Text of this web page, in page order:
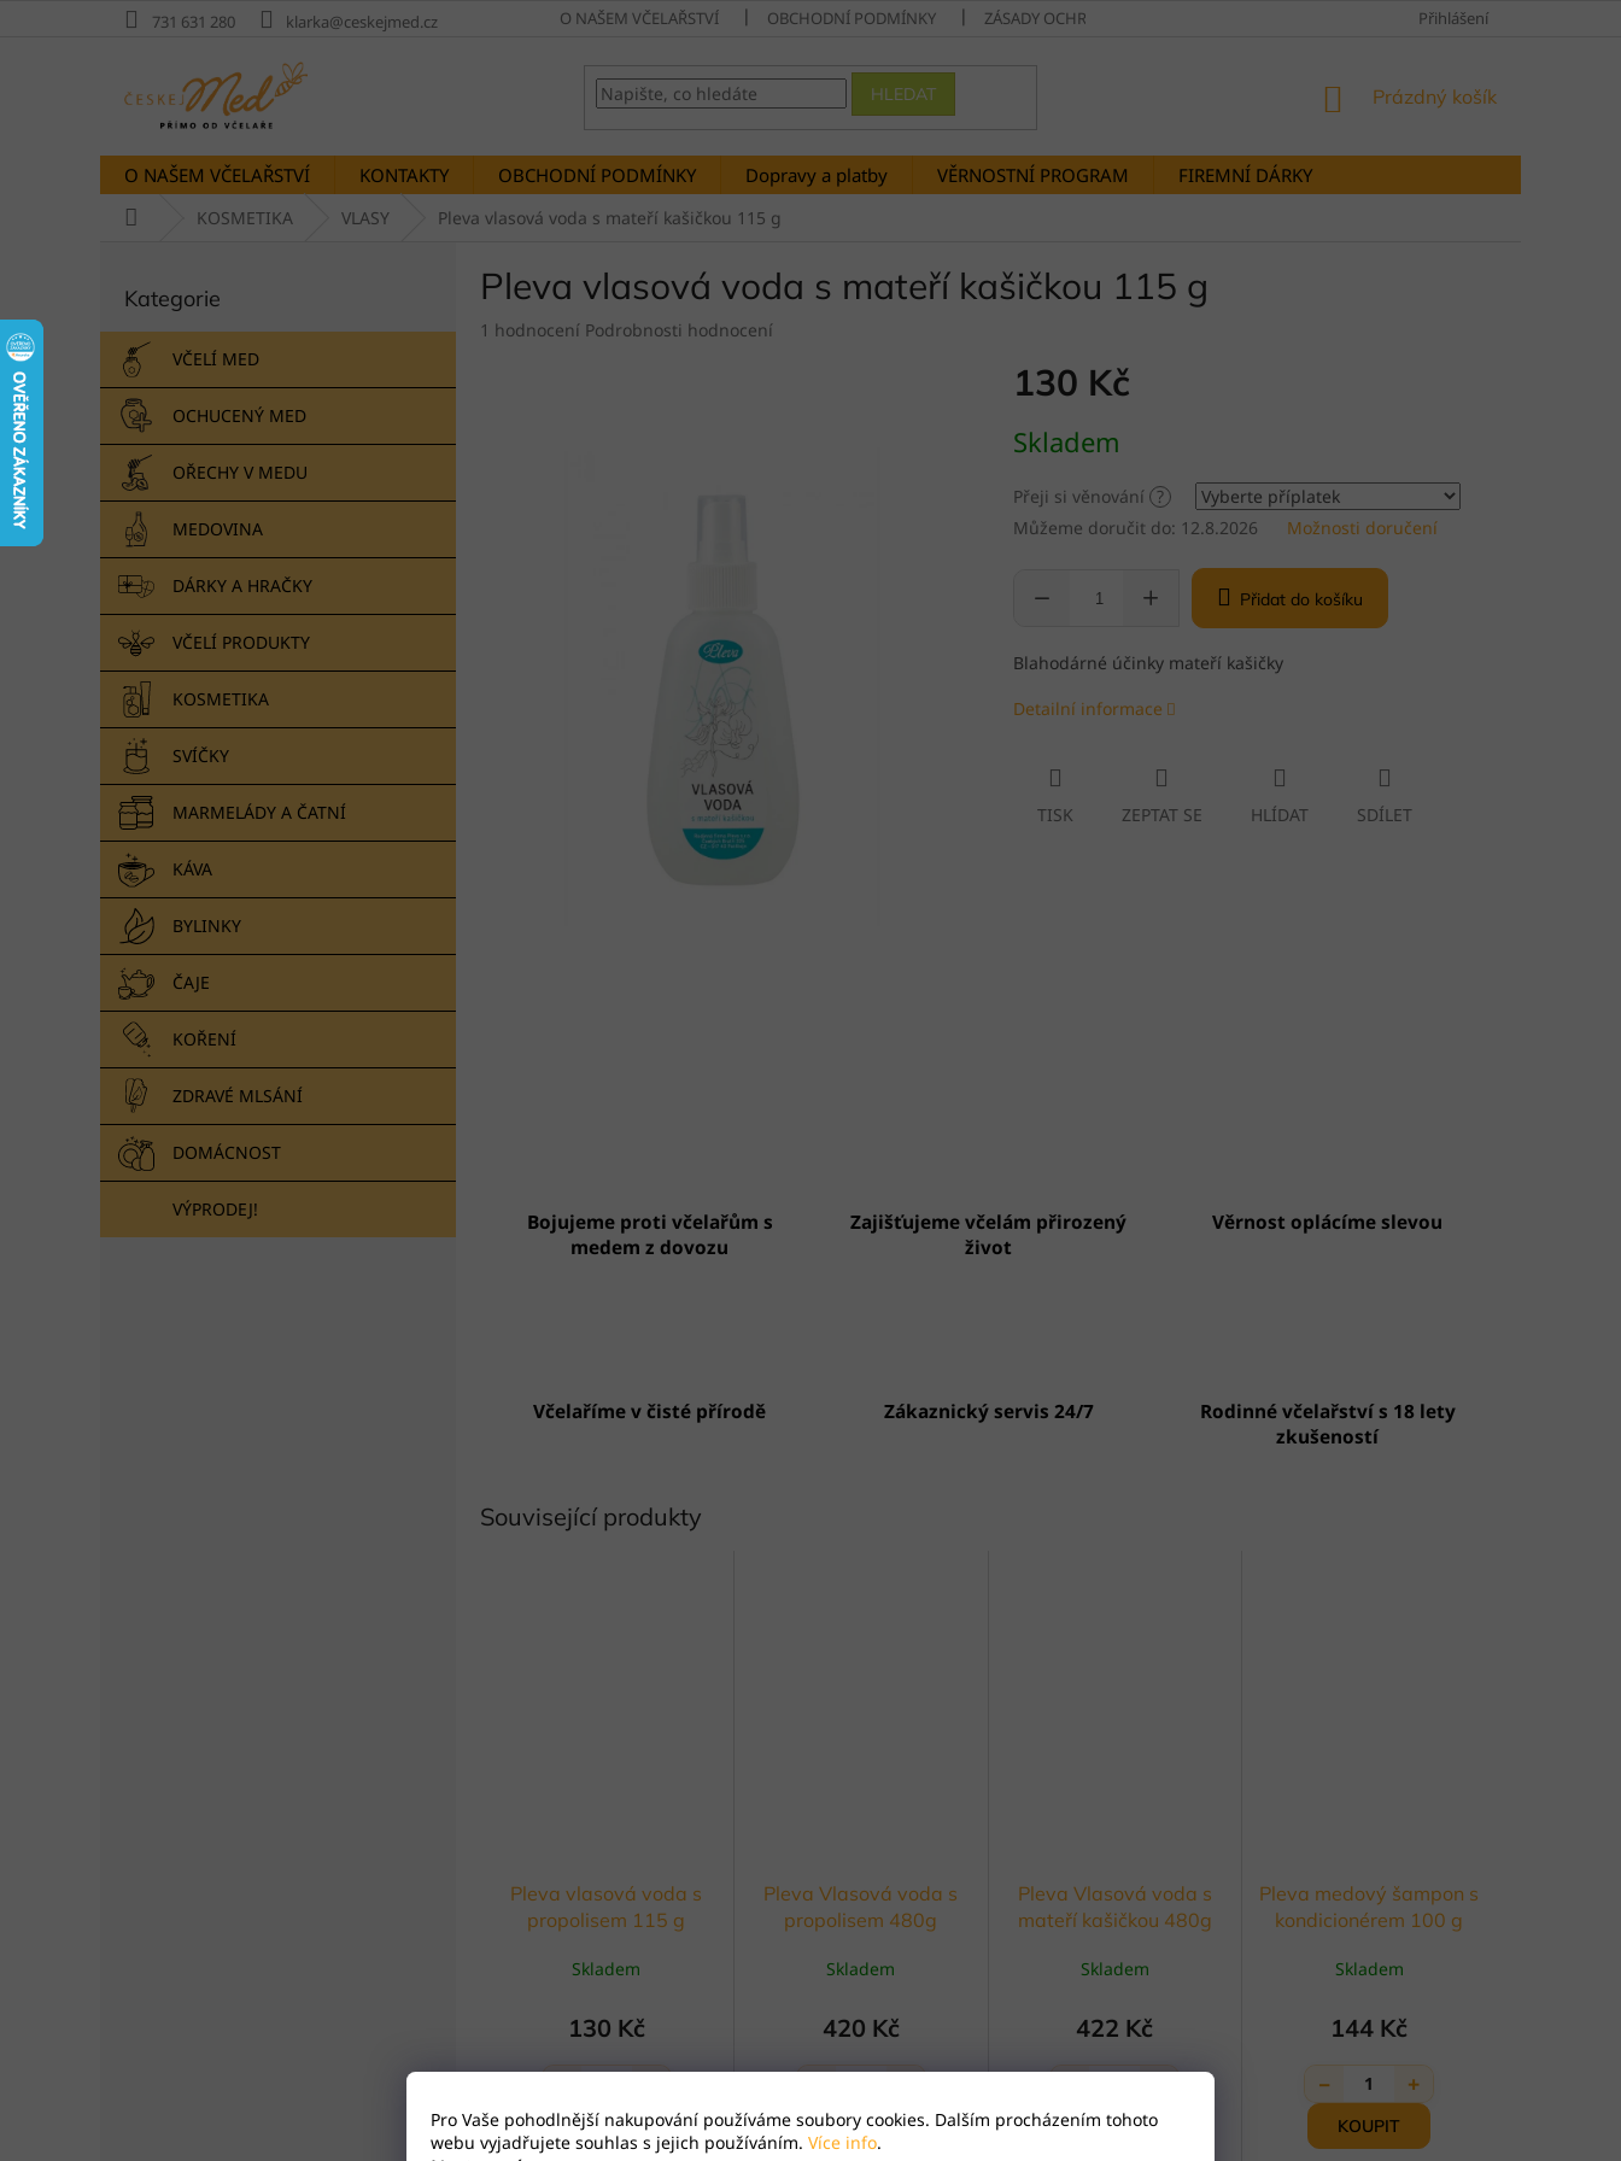
Pro Vaše pohodlnější nakupování používáme soubory cookies. Dalším procházením tohoto
webu vyjadřujete souhlas s jejich používáním. Více info.
731 631 280 klarka@ceskejmed.cz O NAŠEM VČELAŘSTVÍ OBCHODNÍ PODMÍNKY ZÁSADY OCHRANY OSOBNÍCH ÚDAJŮ DOPRAVY A PLATBYPřihlášení
HLEDAT
NÁKUPNÍ
Prázdný košík
O NAŠEM VČELAŘSTVÍ KONTAKTY OBCHODNÍ PODMÍNKY Dopravy a platby VĚRNOSTNÍ PROGRAM FIREMNÍ DÁRKY
KOSMETIKA VLASY Pleva vlasová voda s mateří kašičkou 115 g
t
a
n
p
kategorie
Kategorie
VČELÍ MED
OCHUCENÝ MED
OŘECHY V MEDU
MEDOVINA
DÁRKY A HRAČKY
VČELÍ PRODUKTY
KOSMETIKA
SVÍČKY
MARMELÁDY A ČATNÍ
KÁVA
BYLINKY
ČAJE
KOŘENÍ
ZDRAVÉ MLSÁNÍ
DOMÁCNOST
VÝPRODEJ!
Pleva vlasová voda s mateří kašičkou 115 g
Průměrné
1 hodnocení Podrobnosti hodnocení
130 Kč
cena:
Skladem
Přeji si věnování ?
Můžeme doručit do: 12.8.2026 Možnosti doručení
Přidat do košíku
Blahodárné účinky mateří kašičky
Detailní informace
TISK ZEPTAT SE HLÍDAT SDÍLET
Bojujeme proti včelařům s
medem z dovozu
Zajišťujeme včelám přirozený
život
Věrnost oplácíme slevou
Včelaříme v čisté přírodě Zákaznický servis 24/7
Rodinné včelařství s 18 lety
zkušeností
Související produkty
Pleva vlasová voda s
propolisem 115 g
Skladem
130 Kč
Pleva Vlasová voda s
propolisem 480g
Skladem
420 Kč
Pleva Vlasová voda s
mateří kašičkou 480g
Skladem
422 Kč
Pleva medový šampon s
kondicionérem 100 g
Skladem
144 Kč
− 1 +